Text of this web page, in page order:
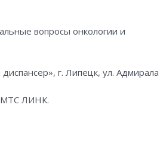
вопросы онкологии и
г. Липецк, ул. Адмирала
МТС ЛИНК.